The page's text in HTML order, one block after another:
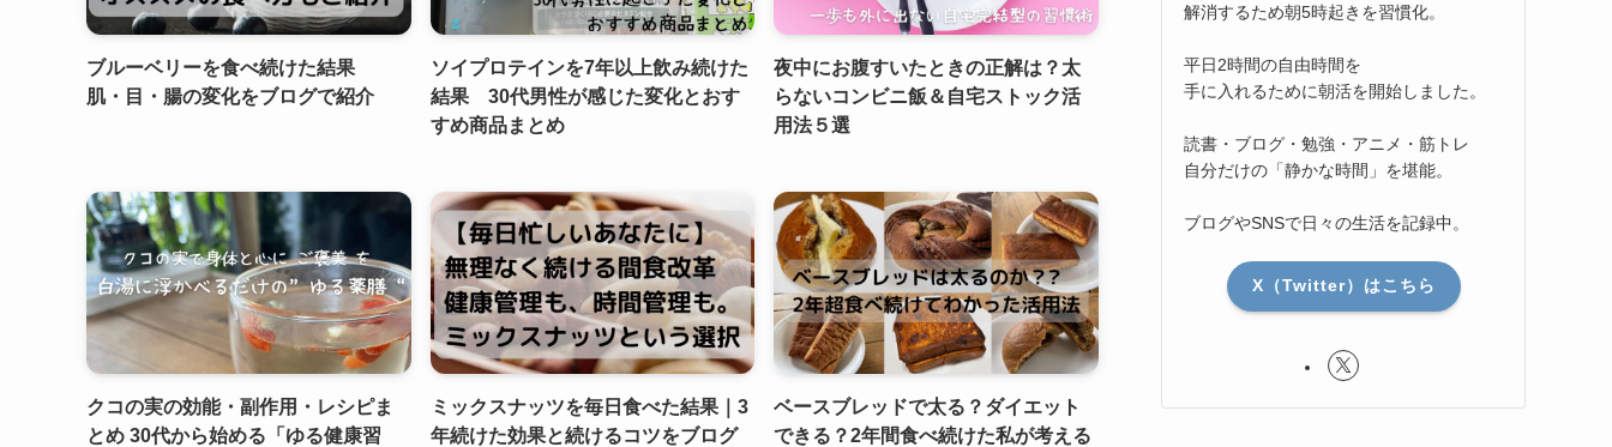
ブルーベリーを食べ続けた結果
肌・目・腸の変化をブログで紹介
ソイプロテインを7年以上飲み続けた
結果 30代男性が感じた変化とおす
すめ商品まとめ
夜中にお腹すいたときの正解は？太
らないコンビニ飯＆自宅ストック活
用法５選
クコの実の効能・副作用・レシピま
とめ 30代から始める「ゆる健康習
ミックスナッツを毎日食べた結果｜3
年続けた効果と続けるコツをブログ
ベースブレッドで太る？ダイエット
できる？2年間食べ続けた私が考える
解消するため朝5時起きを習慣化。
平日2時間の自由時間を
手に入れるために朝活を開始しました。
読書・ブログ・勉強・アニメ・筋トレ
自分だけの「静かな時間」を堪能。
ブログやSNSで日々の生活を記録中。
X（Twitter）はこちら